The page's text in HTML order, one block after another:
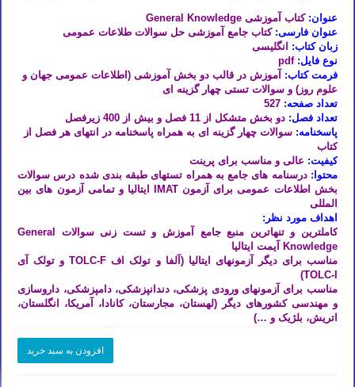
عنوان: کتاب آموزشی General Knowledge
عنوان فارسی: کتاب جامع آموزشی حل سوالات طلاعات عمومی
زبان کتاب: انگلیسی
نوع فایل: pdf
فرمت کتاب: آموزش در قالب دو بخش آموزشی (اطلاعات عمومی جهان و
علوم روز) و سوالات تستی چهار گزینه ای
تعداد صفحه: 527
تعداد فصل: دو بخش متشکل از 11 فصل و بیش از 400 زیرفصل
پاسخنامه: سوالات چهار گزینه ای به همراه پاسخنامه در انتهای هر فصل از
کتاب
کیفیت: عالی و مناسب برای پرینت
محتوا: درسنامه های جامع به همراه تستهای طبقه بندی شده درس سوالات
بخش اطلاعات عمومی برای آزمون IMAT ایتالیا و تمامی آزمون های بین
المللی
اهداف مورد نظر:
کاملترین و تنهاترین منبع جامع آموزش و تست زنی سوالات General
Knowledge آیمت ایتالیا
مناسب برای دیگر آزمونهای ایتالیا (آلفا و تولک اف TOLC-F و تولک آی
TOLC-I)
مناسب برای آزمونهای ورودی پزشکی، دندانپزشکی، دامپزشکی، داروسازی
و مهندسی کشورهای دیگر (لهستان، مجارستان، کانادا، آمریکا، انگلستان،
اتریش، بلژیک و …)
افزودن به سبد خرید